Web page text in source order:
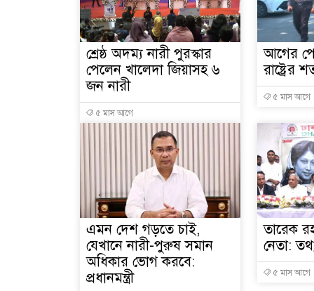
শ্রেষ্ঠ অদম্য নারী পুরস্কার
পেলেন খালেদা জিয়াসহ ৬
জন নারী
৫ মাস আগে
আগের
রাষ্ট্রের
৫ মাস আগে
এমন দেশ গড়তে চাই,
যেখানে নারী-পুরুষ সমান
অধিকার ভোগ করবে:
প্রধানমন্ত্রী
তারেক
নেতা:
৫ মাস আগে